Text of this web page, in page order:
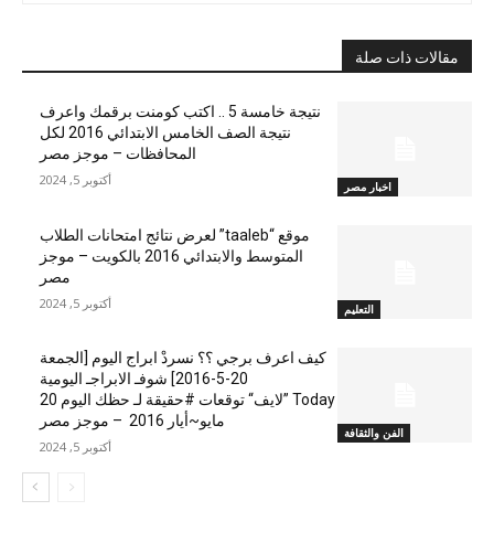
مقالات ذات صلة
اخبار مصر
نتيجة خامسة 5 .. اكتب كومنت برقمك واعرف
نتيجة الصف الخامس الابتدائي 2016 لكل
المحافظات – موجز مصر
أكتوبر 5, 2024
التعليم
موقع “taaleb” لعرض نتائج امتحانات الطلاب
المتوسط والابتدائي 2016 بالكويت – موجز
مصر
أكتوبر 5, 2024
الفن والثقافة
كيف اعرف برجي ؟؟ نسردْ ابراج اليوم [الجمعة
20-5-2016] شوفـ الابراجـ اليومية
Today ”لايف“ توقعات #حقيقة لـ حظك اليوم 20
مايو~أيار 2016 – موجز مصر
أكتوبر 5, 2024